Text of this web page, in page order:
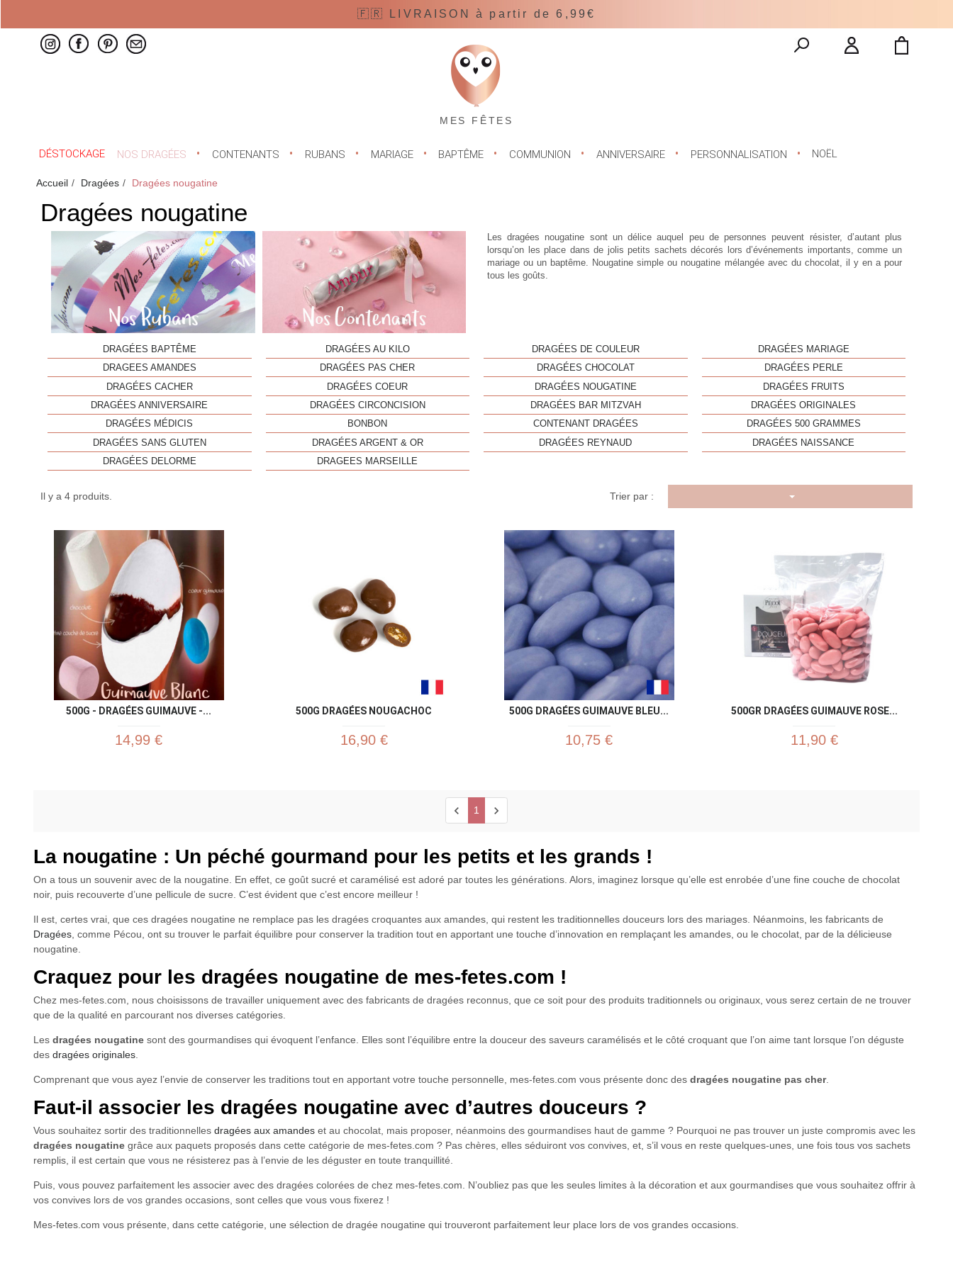
🇫🇷 LIVRAISON à partir de 6,99€
MES FÊTES
DÉSTOCKAGE NOS DRAGÉES CONTENANTS RUBANS MARIAGE BAPTÊME COMMUNION ANNIVERSAIRE PERSONNALISATION NOËL
Accueil Dragées Dragées nougatine
Dragées nougatine
Les dragées nougatine sont un délice auquel peu de personnes peuvent résister, d’autant plus
lorsqu’on les place dans de jolis petits sachets décorés lors d’événements importants, comme un
mariage ou un baptême. Nougatine simple ou nougatine mélangée avec du chocolat, il y en a pour
tous les goûts.
DRAGÉES BAPTÊME DRAGÉES AU KILO DRAGÉES DE COULEUR
DRAGÉES MARIAGE
DRAGEES AMANDES
DRAGÉES PAS CHER DRAGÉES CHOCOLAT
DRAGÉES PERLE
DRAGÉES CACHER
DRAGÉES COEUR DRAGÉES NOUGATINE
DRAGÉES FRUITS
DRAGÉES ANNIVERSAIRE
DRAGÉES CIRCONCISION DRAGÉES BAR MITZVAH
DRAGÉES ORIGINALES
DRAGÉES MÉDICIS
BONBON CONTENANT DRAGÉES
DRAGÉES 500 GRAMMES
DRAGÉES SANS GLUTEN
DRAGÉES ARGENT & OR DRAGÉES REYNAUD
DRAGÉES NAISSANCE
DRAGÉES DELORME
DRAGEES MARSEILLE
Il y a 4 produits. Trier par :
500G - DRAGÉES GUIMAUVE -...
14,99 €
500G DRAGÉES NOUGACHOC
16,90 €
 Aperçu rapide
500G DRAGÉES GUIMAUVE BLEU...
10,75 €
Aperçu rapide
500GR DRAGÉES GUIMAUVE ROSE...
11,90 €
chevron_left 1 chevron_right
La nougatine : Un péché gourmand pour les petits et les grands !
On a tous un souvenir avec de la nougatine. En effet, ce goût sucré et caramélisé est adoré par toutes les générations. Alors, imaginez lorsque qu’elle est enrobée d’une fine couche de chocolat
noir, puis recouverte d’une pellicule de sucre. C’est évident que c’est encore meilleur !
Il est, certes vrai, que ces dragées nougatine ne remplace pas les dragées croquantes aux amandes, qui restent les traditionnelles douceurs lors des mariages. Néanmoins, les fabricants de
Dragées, comme Pécou, ont su trouver le parfait équilibre pour conserver la tradition tout en apportant une touche d’innovation en remplaçant les amandes, ou le chocolat, par de la délicieuse
nougatine.
Craquez pour les dragées nougatine de mes-fetes.com !
Chez mes-fetes.com, nous choisissons de travailler uniquement avec des fabricants de dragées reconnus, que ce soit pour des produits traditionnels ou originaux, vous serez certain de ne trouver
que de la qualité en parcourant nos diverses catégories.
Les dragées nougatine sont des gourmandises qui évoquent l’enfance. Elles sont l’équilibre entre la douceur des saveurs caramélisés et le côté croquant que l’on aime tant lorsque l’on déguste
des dragées originales.
Comprenant que vous ayez l’envie de conserver les traditions tout en apportant votre touche personnelle, mes-fetes.com vous présente donc des dragées nougatine pas cher.
Faut-il associer les dragées nougatine avec d’autres douceurs ?
Vous souhaitez sortir des traditionnelles dragées aux amandes et au chocolat, mais proposer, néanmoins des gourmandises haut de gamme ? Pourquoi ne pas trouver un juste compromis avec les
dragées nougatine grâce aux paquets proposés dans cette catégorie de mes-fetes.com ? Pas chères, elles séduiront vos convives, et, s’il vous en reste quelques-unes, une fois tous vos sachets
remplis, il est certain que vous ne résisterez pas à l’envie de les déguster en toute tranquillité.
Puis, vous pouvez parfaitement les associer avec des dragées colorées de chez mes-fetes.com. N’oubliez pas que les seules limites à la décoration et aux gourmandises que vous souhaitez offrir à
vos convives lors de vos grandes occasions, sont celles que vous vous fixerez !
Mes-fetes.com vous présente, dans cette catégorie, une sélection de dragée nougatine qui trouveront parfaitement leur place lors de vos grandes occasions.